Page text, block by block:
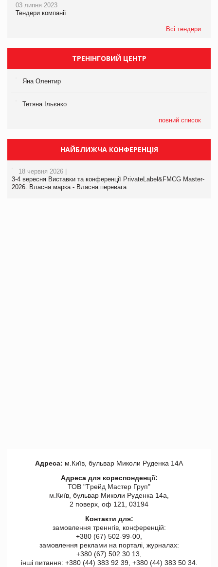
03 липня 2023
Тендери компанії
Всі тендери
ТРЕНІНГОВИЙ ЦЕНТР
Яна Олентир
Тетяна Ільєнко
повний список
НАЙБЛИЖЧА КОНФЕРЕНЦІЯ
18 червня 2026 |
3-4 вересня Виставки та конференції PrivateLabel&FMCG Master-
2026: Власна марка - Власна перевага
Адреса: м.Київ, бульвар Миколи Руденка 14А
Адреса для кореспонденції:
ТОВ "Tрейд Мастер Груп"
м.Київ, бульвар Миколи Руденка 14а,
2 поверх, оф 121, 03194
Контакти для:
замовлення треннгів, конференцій:
+380 (67) 502-99-00,
замовлення реклами на порталі, журналах:
+380 (67) 502 30 13,
інші питання: +380 (44) 383 92 39, +380 (44) 383 50 34.